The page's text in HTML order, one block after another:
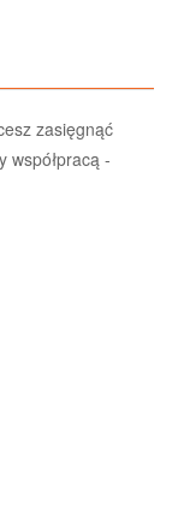
zasięgnąć
współpracą -